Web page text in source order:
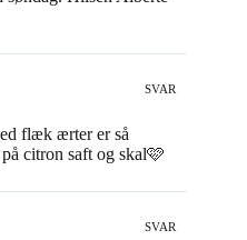
SVAR
flæk ærter er så
citron saft og skal🩷
SVAR